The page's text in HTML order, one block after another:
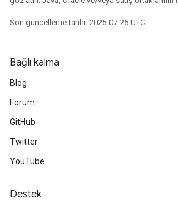
Son güncelleme tarihi: 2025-07-26 UTC.
Bağlı kalma
Blog
Forum
GitHub
Twitter
YouTube
Destek